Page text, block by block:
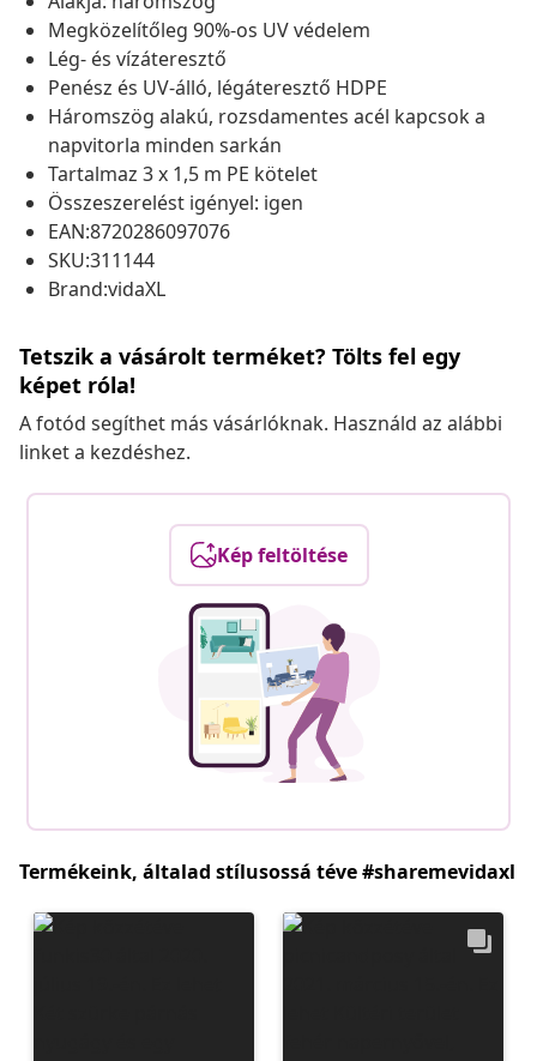
Megközelítőleg 90%-os UV védelem
Lég- és vízáteresztő
Penész és UV-álló, légáteresztő HDPE
Háromszög alakú, rozsdamentes acél kapcsok a
napvitorla minden sarkán
Tartalmaz 3 x 1,5 m PE kötelet
Összeszerelést igényel: igen
EAN:8720286097076
SKU:311144
Brand:vidaXL
Tetszik a vásárolt terméket? Tölts fel egy
képet róla!
A fotód segíthet más vásárlóknak. Használd az alábbi
linket a kezdéshez.
Kép feltöltése
Termékeink, általad stílusossá téve #sharemevidaxl